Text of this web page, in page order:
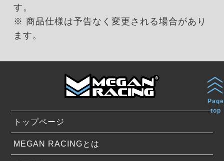
す。
※ 商品仕様は予告なく変更される場合があり
ます。
トップページ
MEGAN RACINGとは
Page
top